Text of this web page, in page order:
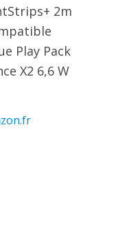
2m
Play Pack
X2 6,6 W